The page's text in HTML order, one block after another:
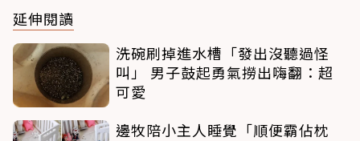
延伸閱讀
洗碗刷掉進水槽「發出沒聽過怪
叫」 男子鼓起勇氣撈出嗨翻：超
可愛
邊牧陪小主人睡覺「順便霸佔枕